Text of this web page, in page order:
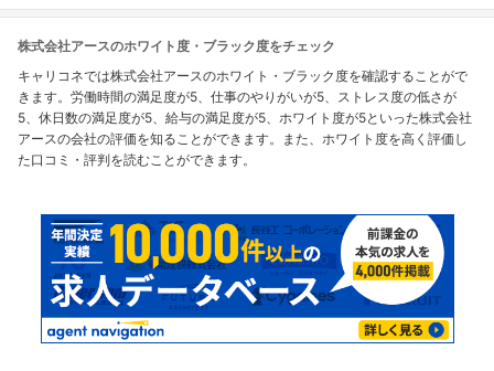
株式会社アースのホワイト度・ブラック度をチェック
キャリコネでは株式会社アースのホワイト・ブラック度を確認することがで
きます。労働時間の満足度が5、仕事のやりがいが5、ストレス度の低さが
5、休日数の満足度が5、給与の満足度が5、ホワイト度が5といった株式会社
アースの会社の評価を知ることができます。また、ホワイト度を高く評価し
た口コミ・評判を読むことができます。